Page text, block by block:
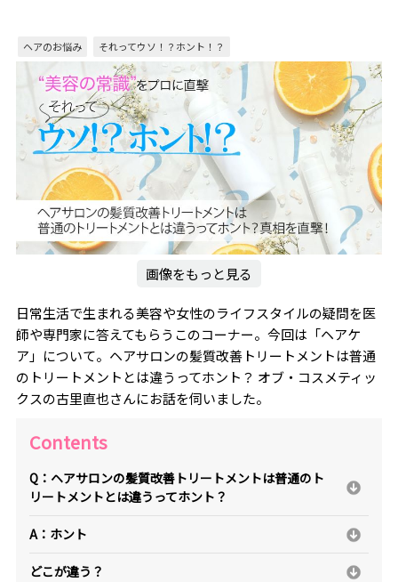
ヘアのお悩み それってウソ！？ホント！？
画像をもっと見る
日常生活で生まれる美容や女性のライフスタイルの疑問を医
師や専門家に答えてもらうこのコーナー。今回は「ヘアケ
ア」について。ヘアサロンの髪質改善トリートメントは普通
のトリートメントとは違うってホント？ オブ・コスメティッ
クスの古里直也さんにお話を伺いました。
Contents
Q：ヘアサロンの髪質改善トリートメントは普通のト
リートメントとは違うってホント？
A：ホント
どこが違う？